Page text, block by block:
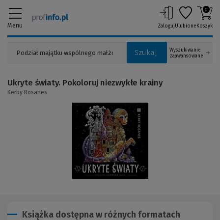
Menu
Szukaj
Wyszukiwanie
zaawansowane
ZalogujUlubione
0
Koszyk
Ukryte światy. Pokoloruj niezwykłe krainy
Kerby Rosanes
Książka dostępna w różnych formatach